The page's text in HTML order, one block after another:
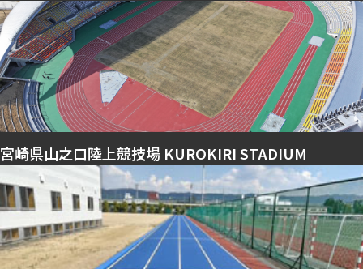
宮崎県山之口陸上競技場 KUROKIRI STADIUM